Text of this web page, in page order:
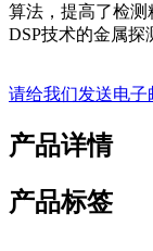
算法，提高了检测
DSP技术的金属探
请给我们发送电子
产品详情
产品标签